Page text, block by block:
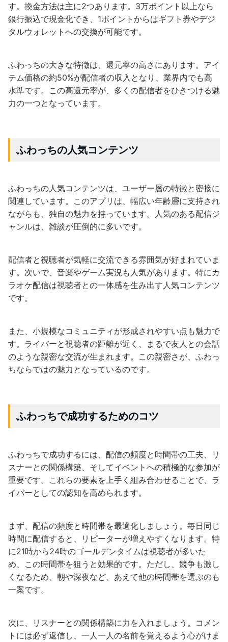
す。換金方法は主に2つあります。3万ポイント以上なら
銀行振込で現金化でき、1ポイントからはギフト券やデジ
タルウォレットへの交換が可能です。
ふわっちの大きな特徴は、還元率の高さにあります。アイ
テム価格の約50%が配信者の収入となり、業界内でも高
水準です。この高還元率が、多くの配信者をひきつける魅
力の一つとなっています。
ふわっちの人気コンテンツ
ふわっちの人気コンテンツは、ユーザー層の特徴と密接に
関連しています。このアプリは、幅広い年齢層に支持され
ながらも、独自の魅力を持っています。人気のある配信ジ
ャンルは、雑談が圧倒的に多いです。
配信者と視聴者が気軽に交流できる雰囲気が好まれていま
す。次いで、音楽やゲーム実況も人気があります。特にカ
ラオケ配信は視聴者との一体感を生み出す人気コンテンツ
です。
また、小規模なコミュニティが形成されやすい点も魅力で
す。ライバーと視聴者の距離が近く、まるで友人との会話
のような親密な交流が生まれます。この親密さが、ふわっ
ちならではの魅力となっているのです。
ふわっちで成功するためのコツ
ふわっちで成功するには、配信の頻度と時間帯の工夫、リ
スナーとの関係構築、そしてイベントへの積極的な参加が
重要です。これらの要素を上手く組み合わせることで、ラ
イバーとしての認知を高められます。
まず、配信の頻度と時間帯を最適化しましょう。毎日同じ
時間に配信すると、リピーターが増えやすくなります。特
に21時から24時のゴールデンタイムは視聴者が多いた
め、この時間帯を狙うと効果的です。ただし、競争も激し
くなるため、朝や深夜など、あえて他の時間帯を選ぶのも
一案です。
次に、リスナーとの関係構築に力を入れましょう。コメン
トには必ず返信し、一人一人の名前を覚えるよう心がけま